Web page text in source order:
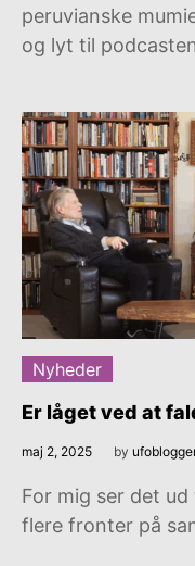
peruvianske
og lyt til
Nyheder
Er låget ved at
maj 2, 2025 by
For mig ser det
flere fronter på